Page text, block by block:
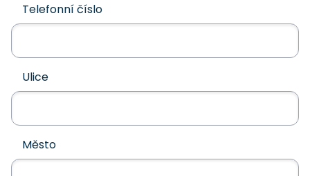
Telefonní číslo
Ulice
Město